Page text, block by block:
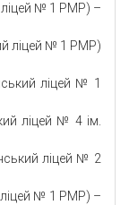
№ 1 РМР) –
ліцей № 1 РМР)
ліцей № 1
ліцей № 4 ім.
ліцей № 2
№ 1 РМР) –